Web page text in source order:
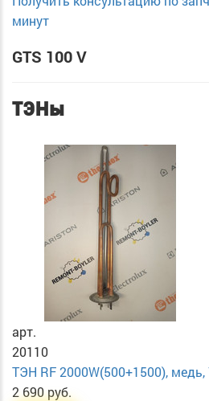
минут
GTS 100 V
ТЭНы
арт.
20110
ТЭН RF 2000W(500+1500),
2 690 руб.